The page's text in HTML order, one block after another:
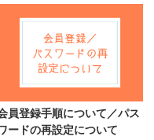
員登録手順について／パス
ードの再設定について